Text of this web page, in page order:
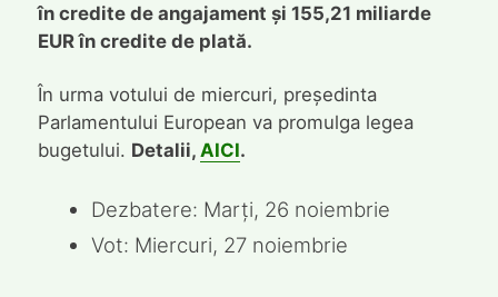
în credite de angajament și 155,21 miliarde
EUR în credite de plată.
În urma votului de miercuri, președinta
Parlamentului European va promulga legea
bugetului. Detalii, AICI.
Dezbatere: Marți, 26 noiembrie
Vot: Miercuri, 27 noiembrie